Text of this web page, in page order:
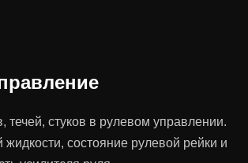
стуков в рулевом управлении.
жидкости, состояние рулевой рейки и